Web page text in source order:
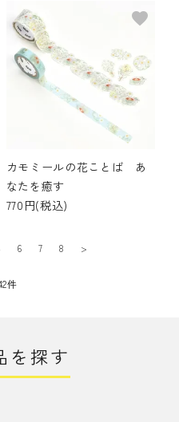
カモミールの花ことば あ
なたを癒す
770円(税込)
favorite
6 7 8 >
件
を探す